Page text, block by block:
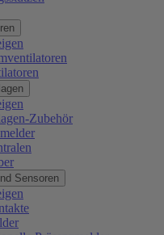
Zubehör
Sensoren